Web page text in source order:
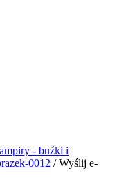
- buźki i
0012 / Wyślij e-